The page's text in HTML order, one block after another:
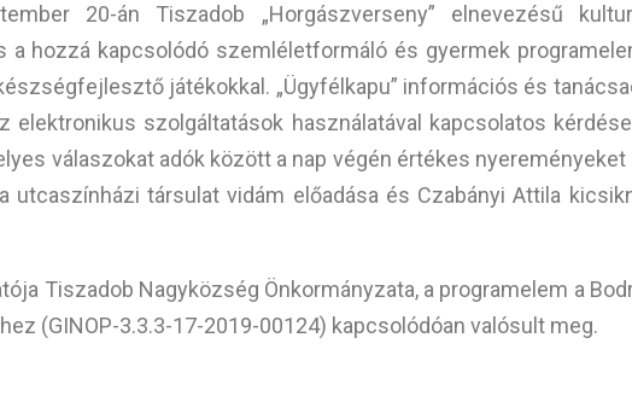
20-án Tiszadob „Horgászverseny” elnevezésű
a hozzá kapcsolódó szemléletformáló és gyermek
játékokkal. „Ügyfélkapu” információs és
elektronikus szolgáltatások használatával kapcsolatos
válaszokat adók között a nap végén értékes
utcaszínházi társulat vidám előadása és Czabányi Attila
Tiszadob Nagyközség Önkormányzata, a programelem a
(GINOP-3.3.3-17-2019-00124) kapcsolódóan valósult meg.